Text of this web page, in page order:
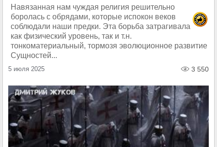
Навязанная нам чуждая религия решительно
боролась с обрядами, которые испокон веков
соблюдали наши предки. Эта борьба затрагивала
как физический уровень, так и т.н.
тонкоматериальный, тормозя эволюционное развитие
Сущностей...
5 июля 2025 3 550